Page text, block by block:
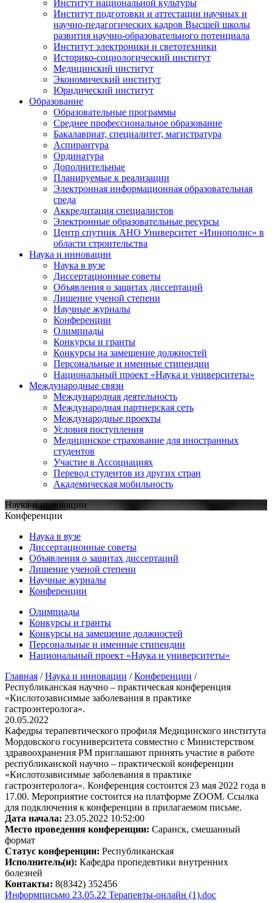
Институт национальной культуры
Институт подготовки и аттестации научных и
научно-педагогических кадров Высшей школы
развития научно-образовательного потенциала
Институт электроники и светотехники
Историко-социологический институт
Медицинский институт
Экономический институт
Юридический институт
Образование
Образовательные программы
Среднее профессиональное образование
Бакалавриат, специалитет, магистратура
Аспирантура
Ординатура
Дополнительные
Планируемые к реализации
Электронная информационная образовательная
среда
Аккредитация специалистов
Электронные образовательные ресурсы
Центр спутник АНО Университет «Иннополис» в
области строительства
Наука и инновации
Наука в вузе
Диссертационные советы
Объявления о защитах диссертаций
Лишение ученой степени
Научные журналы
Конференции
Олимпиады
Конкурсы и гранты
Конкурсы на замещение должностей
Персональные и именные стипендии
Национальный проект «Наука и университеты»
Международные связи
Международная деятельность
Международная партнерская сеть
Международные проекты
Условия поступления
Медицинское страхование для иностранных
студентов
Участие в Ассоциациях
Перевод студентов из других стран
Академическая мобильность
Наука и инновации
Конференции
Наука в вузе
Диссертационные советы
Объявления о защитах диссертаций
Лишение ученой степени
Научные журналы
Конференции
Олимпиады
Конкурсы и гранты
Конкурсы на замещение должностей
Персональные и именные стипендии
Национальный проект «Наука и университеты»
Главная /Наука и инновации /Конференции /
Республиканская научно – практическая конференция
«Кислотозависимые заболевания в практике
гастроэнтеролога».
20.05.2022
Кафедры терапевтического профиля Медицинского института
Мордовского госуниверситета совместно с Министерством
здравоохранения РМ приглашают принять участие в работе
республиканской научно – практической конференции
«Кислотозависимые заболевания в практике
гастроэнтеролога». Конференция состоится 23 мая 2022 года в
17.00. Мероприятие состоится на платформе ZOOM. Ссылка
для подключения к конференции в прилагаемом письме.
Дата начала: 23.05.2022 10:52:00
Место проведения конференции: Саранск, смешанный
формат
Статус конференции: Республиканская
Исполнитель(и): Кафедра пропедевтики внутренних
болезней
Контакты: 8(8342) 352456
Информписьмо 23.05.22 Терапевты-онлайн (1).doc